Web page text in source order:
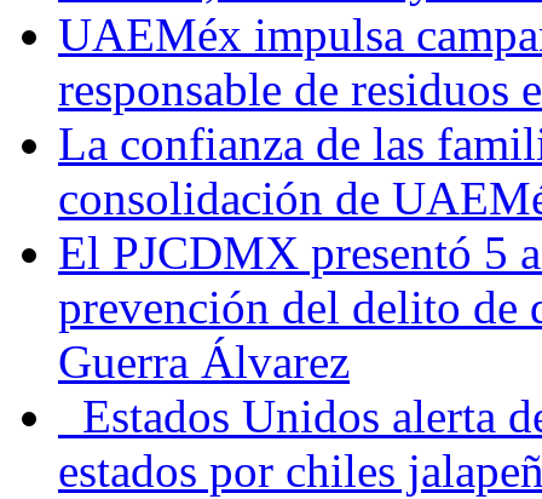
UAEMéx impulsa
responsable de residuos
La confianza de las
consolidación de
El PJCDMX presentó 5
prevención del delito de
Guerra Álvarez
Estados Unidos alerta
estados por chiles